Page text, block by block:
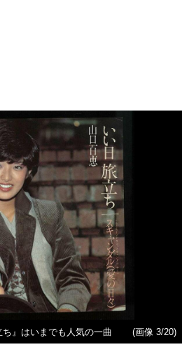
』はいまでも人気の一曲 (画像 3/20)